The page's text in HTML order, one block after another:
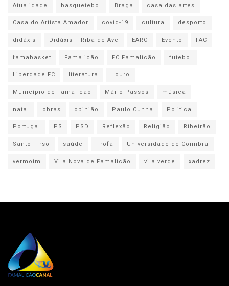
Atualidade
basquetebol Braga
casa das artes
Casa do Artista Amador
covid-19 cultura
desporto
didáxis
Didáxis – Riba de Ave EARO Evento
FAC
famabasket
Famalicão FC Famalicão
futebol
Liberdade FC
literatura
Louro
Município de Famalicão
Mário Passos
música
natal
obras opinião Paulo Cunha
Politica
Portugal
PS PSD Reflexão Religião
Ribeirão
Santo Tirso
saúde Trofa
Universidade de Coimbra
vermoim
Vila Nova de Famalicão vila verde xadrez